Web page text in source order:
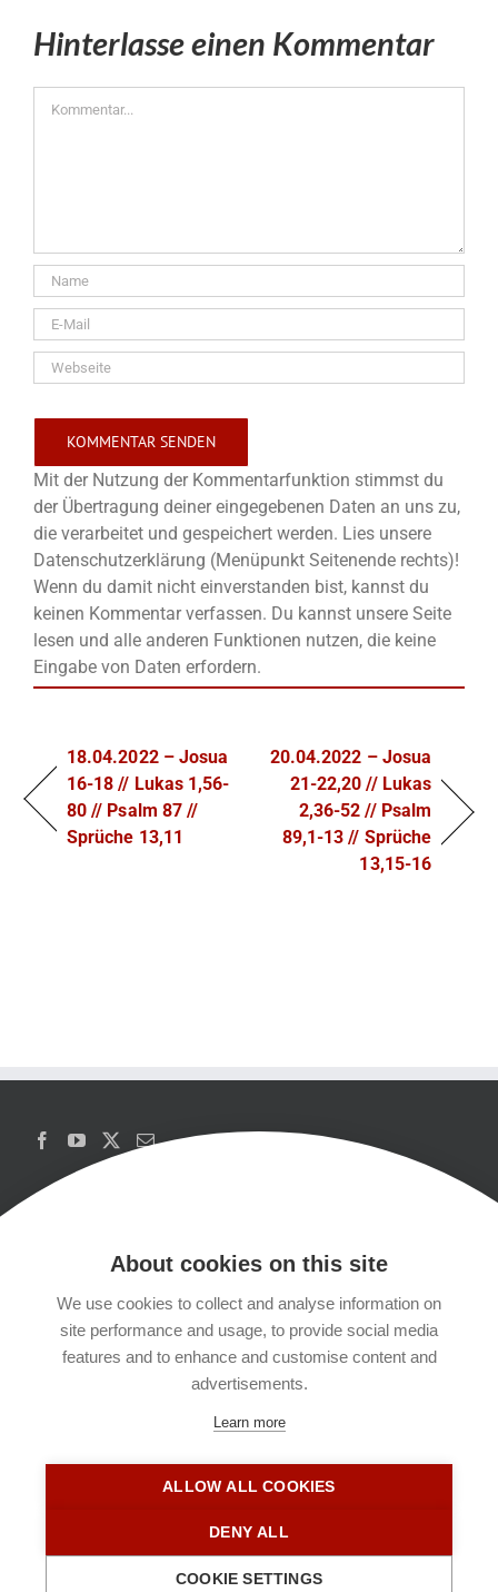
Hinterlasse einen Kommentar
Mit der Nutzung der Kommentarfunktion stimmst du
der Übertragung deiner eingegebenen Daten an uns zu,
die verarbeitet und gespeichert werden. Lies unsere
Datenschutzerklärung (Menüpunkt Seitenende rechts)!
Wenn du damit nicht einverstanden bist, kannst du
keinen Kommentar verfassen. Du kannst unsere Seite
lesen und alle anderen Funktionen nutzen, die keine
Eingabe von Daten erfordern.
18.04.2022 – Josua
16-18 // Lukas 1,56-
80 // Psalm 87 //
Sprüche 13,11
20.04.2022 – Josua
21-22,20 // Lukas
2,36-52 // Psalm
89,1-13 // Sprüche
13,15-16
Copyrights
Datenschutzerklärung
Kontakt
About cookies on this site
We use cookies to collect and analyse information on
site performance and usage, to provide social media
features and to enhance and customise content and
advertisements.
Learn more
ALLOW ALL COOKIES
DENY ALL
COOKIE SETTINGS